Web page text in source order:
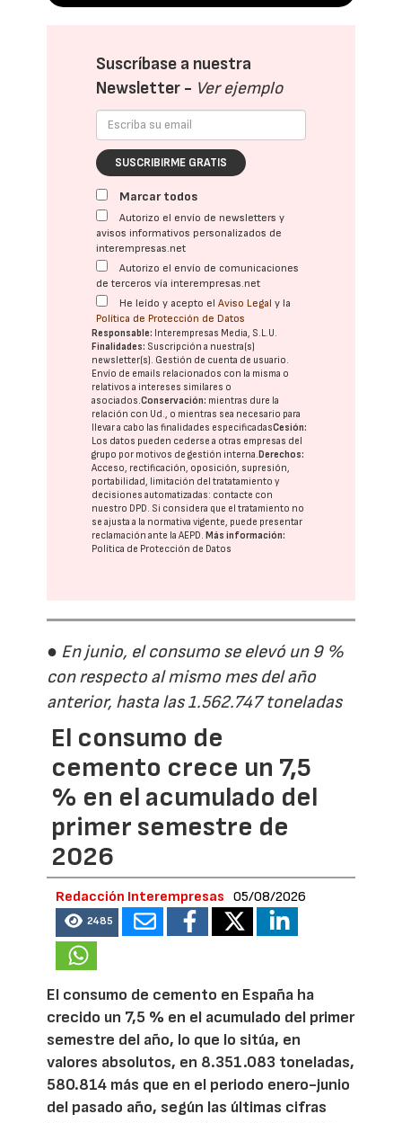
Suscríbase a nuestra
Newsletter - Ver ejemplo
SUSCRIBIRME GRATIS
Marcar todos
Autorizo el envío de newsletters y
avisos informativos personalizados de
interempresas.net
Autorizo el envío de comunicaciones
de terceros vía interempresas.net
He leído y acepto elAviso Legal y la
Política de Protección de Datos
Responsable: Interempresas Media, S.L.U.
Finalidades: Suscripción a nuestra(s)
newsletter(s). Gestión de cuenta de usuario.
Envío de emails relacionados con la misma o
relativos a intereses similares o
asociados.Conservación: mientras dure la
relación con Ud., o mientras sea necesario para
llevar a cabo las finalidades especificadasCesión:
Los datos pueden cederse a otras empresas del
grupo por motivos de gestión interna.Derechos:
Acceso, rectificación, oposición, supresión,
portabilidad, limitación del tratatamiento y
decisiones automatizadas: contacte con
nuestro DPD. Si considera que el tratamiento no
se ajusta a la normativa vigente, puede presentar
reclamación ante laAEPD.Más información:
Política de Protección de Datos
● En junio, el consumo se elevó un 9 %
con respecto al mismo mes del año
anterior, hasta las 1.562.747 toneladas
El consumo de
cemento crece un 7,5
% en el acumulado del
primer semestre de
2026
Redacción Interempresas 05/08/2026
2485
El consumo de cemento en España ha
crecido un 7,5 % en el acumulado del primer
semestre del año, lo que lo sitúa, en
valores absolutos, en 8.351.083 toneladas,
580.814 más que en el periodo enero-junio
del pasado año, según las últimas cifras